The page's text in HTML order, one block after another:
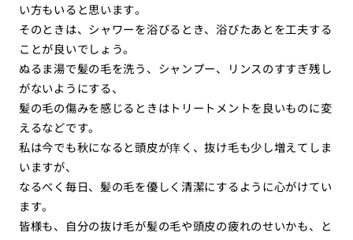
い方もいると思います。
そのときは、シャワーを浴びるとき、浴びたあとを工夫する
ことが良いでしょう。
ぬるま湯で髪の毛を洗う、シャンプー、リンスのすすぎ残し
がないようにする、
髪の毛の傷みを感じるときはトリートメントを良いものに変
えるなどです。
私は今でも秋になると頭皮が痒く、抜け毛も少し増えてしま
いますが、
なるべく毎日、髪の毛を優しく清潔にするように心がけてい
ます。
皆様も、自分の抜け毛が髪の毛や頭皮の疲れのせいかも、と